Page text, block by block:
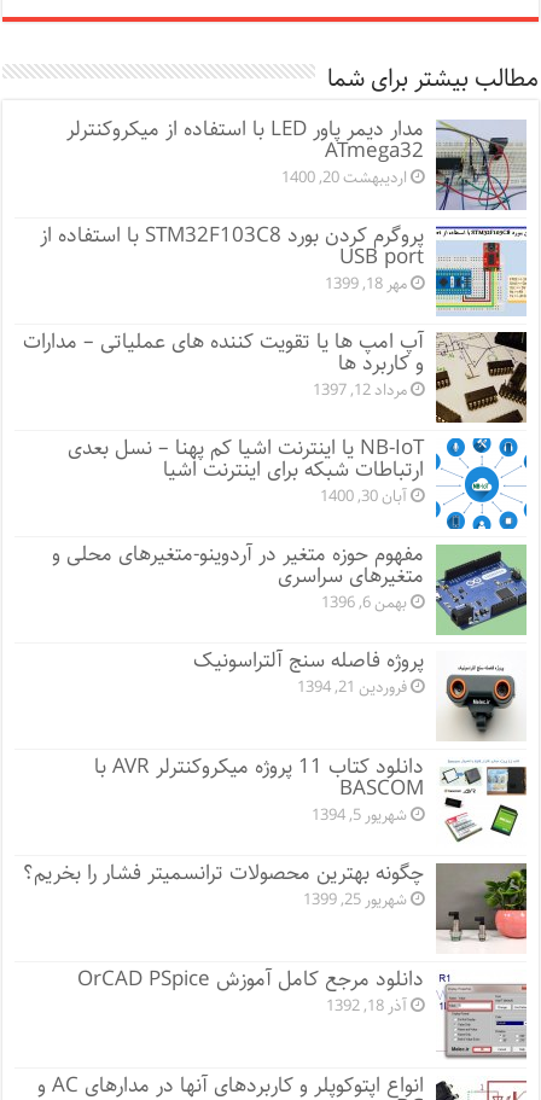
مطالب بیشتر برای شما
مدار دیمر پاور LED با استفاده از میکروکنترلر
ATmega32
اردیبهشت 20, 1400
پروگرم کردن بورد STM32F103C8 با استفاده از
USB port
مهر 18, 1399
آپ امپ ها یا تقویت کننده های عملیاتی – مدارات
و کاربرد ها
مرداد 12, 1397
NB-IoT یا اینترنت اشیا کم پهنا – نسل بعدی
ارتباطات شبکه برای اینترنت اشیا
آبان 30, 1400
مفهوم حوزه متغیر در آردوینو-متغیرهای محلی و
متغیرهای سراسری
بهمن 6, 1396
پروژه فاصله سنج آلتراسونیک
فروردین 21, 1394
دانلود کتاب 11 پروژه میکروکنترلر AVR با
BASCOM
شهریور 5, 1394
چگونه بهترین محصولات ترانسمیتر فشار را بخریم؟
شهریور 25, 1399
دانلود مرجع کامل آموزش OrCAD PSpice
آذر 18, 1392
انواع اپتوکوپلر و کاربردهای آنها در مدارهای AC و